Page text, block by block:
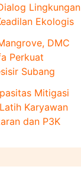
Lingkungan
Ekologis
DMC
Perkuat
Subang
Mitigasi
Karyawan
dan P3K